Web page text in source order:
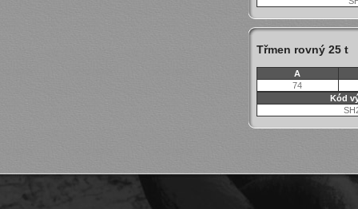
Třmen rovný 25 t
A
74
Kód